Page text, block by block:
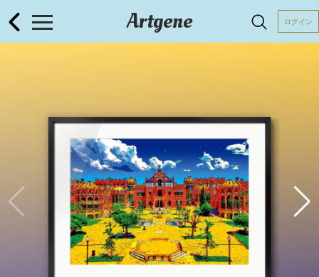
Artgene ログイン